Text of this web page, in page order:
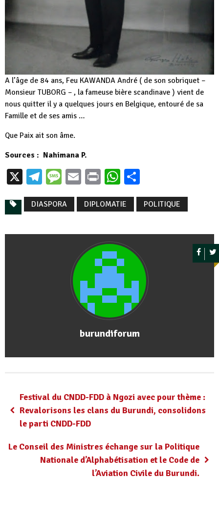
A l’âge de 84 ans, Feu KAWANDA André ( de son sobriquet –
Monsieur TUBORG – , la fameuse bière scandinave ) vient de
nous quitter il y a quelques jours en Belgique, entouré de sa
Famille et de ses amis …
Que Paix ait son âme.
Sources : Nahimana P.
X Telegram
Message
EmailPrintWhatsApp
DIASPORA DIPLOMATIE POLITIQUE
burundiforum
Festival du CNDD-FDD à Ngozi avec pour thème :
Revalorisons les clans du Burundi, consolidons
le parti CNDD-FDD
Le Conseil des Ministres échange sur la Politique
Nationale d’Alphabétisation et le Code de
l’Aviation Civile du Burundi.